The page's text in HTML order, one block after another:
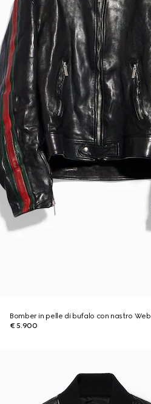
Bomber in pelle di bufalo con nastro Web
€ 5.900